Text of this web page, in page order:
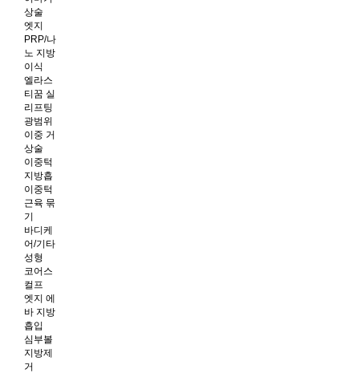
상술
엣지
PRP/나
노 지방
이식
엘라스
티꿈 실
리프팅
광범위
이중 거
상술
이중턱
지방흡
이중턱
근육 묶
기
바디케
어/기타
성형
코어스
컬프
엣지 에
바 지방
흡입
심부볼
지방제
거